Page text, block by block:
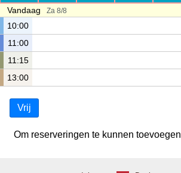
Vandaag Za 8/8
10:00
11:00
11:15
13:00
Vrij
Om reserveringen te kunnen